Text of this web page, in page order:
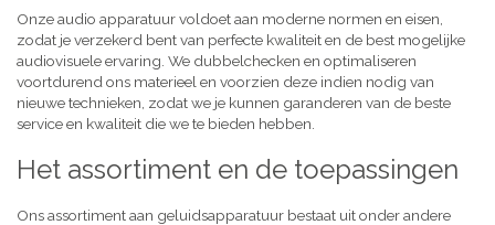
Onze audio apparatuur voldoet aan moderne normen en eisen,
zodat je verzekerd bent van perfecte kwaliteit en de best mogelijke
audiovisuele ervaring. We dubbelchecken en optimaliseren
voortdurend ons materieel en voorzien deze indien nodig van
nieuwe technieken, zodat we je kunnen garanderen van de beste
service en kwaliteit die we te bieden hebben.
Het assortiment en de toepassingen
Ons assortiment aan geluidsapparatuur bestaat uit onder andere